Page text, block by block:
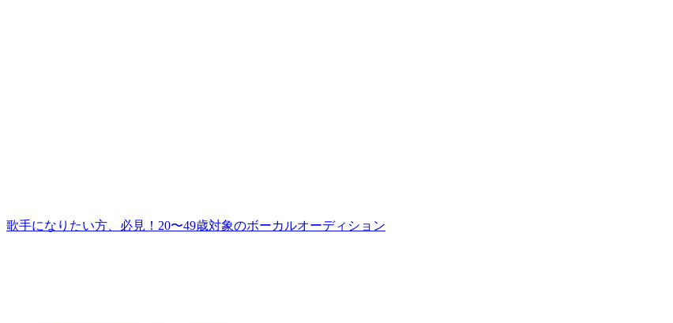
歌手になりたい方、必見！20〜49歳対象のボーカルオーディション